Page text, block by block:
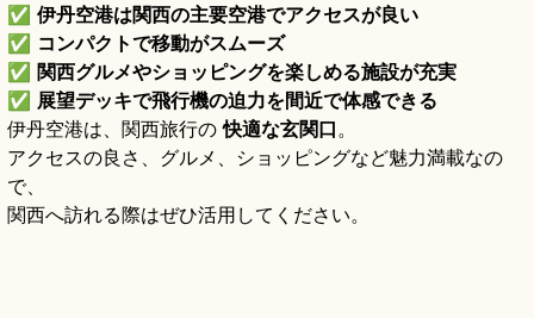
✅ 伊丹空港は関西の主要空港でアクセスが良い
✅ コンパクトで移動がスムーズ
✅ 関西グルメやショッピングを楽しめる施設が充実
✅ 展望デッキで飛行機の迫力を間近で体感できる
伊丹空港は、関西旅行の快適な玄関口 。
アクセスの良さ、グルメ、ショッピングなど魅力満載なの
で、
関西へ訪れる際はぜひ活用してください。